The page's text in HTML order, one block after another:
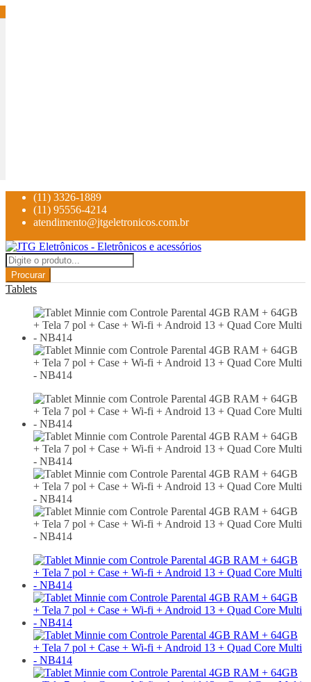
(11) 3326-1889
(11) 95556-4214
atendimento@jtgeletronicos.com.br
Procurar
Tablets